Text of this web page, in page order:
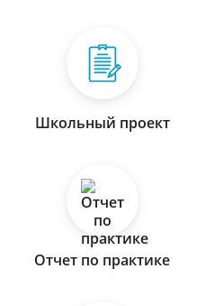
Школьный проект
Отчет по практике